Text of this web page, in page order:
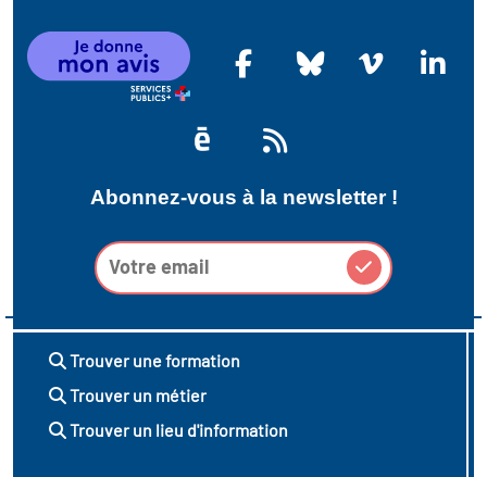
Abonnez-vous à la newsletter !
Trouver une formation
Trouver un métier
Trouver un lieu d'information